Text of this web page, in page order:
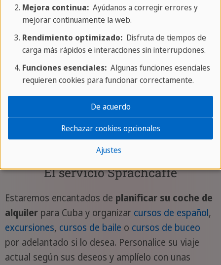
de un mapa o una aplicación de navegación en el
móvil, ya que las carreteras están menos
señalizadas. Le recomendamos que instale una
aplicación de navegación offline en su teléfono
móvil, ya que no puede contar con una conexión a
Internet estable en todas partes.
Información sobre el tráfico en Cuba
El servicio Sprachcaffe
Estaremos encantados de planificar su coche de
alquilerpara Cuba y organizar cursos de español,
excursiones, cursos de baile o cursos de buceo
por adelantado si lo desea. Personalice su viaje
actual según sus deseos y amplíelo con unas
Mejora continua:Ayúdanos a corregir errores y
mejorar continuamente la web.
Rendimiento optimizado:Disfruta de tiempos de
carga más rápidos e interacciones sin interrupciones.
Funciones esenciales:Algunas funciones esenciales
requieren cookies para funcionar correctamente.
Ajustes
Rechazar cookies opcionales
De acuerdo